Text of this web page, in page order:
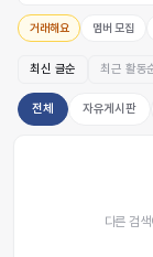
거래해요 멤버 모집
최신 글순 최근 활동
전체 자유게시판
다른 검